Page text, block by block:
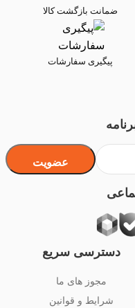
ضمانت بازگشت کالا
پیگیری سفارشات
دسترسی سریع
مجوز های ما
شرایط و قوانین
عضویت